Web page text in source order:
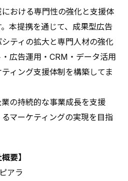
おける専門性の強化と支援体
本提携を通じて、成果型広告
ティの拡大と専門人材の強化
広告運用・CRM・データ活用
ィング支援体制を構築してま
の持続的な事業成長を支援
マーケティングの実現を目指
要】
ラ